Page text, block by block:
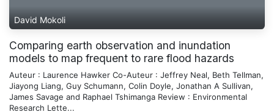
David Mokoli
Comparing earth observation and inundation
models to map frequent to rare flood hazards
Auteur : Laurence Hawker Co-Auteur : Jeffrey Neal, Beth Tellman,
Jiayong Liang, Guy Schumann, Colin Doyle, Jonathan A Sullivan,
James Savage and Raphael Tshimanga Review : Environmental
Research Lette...